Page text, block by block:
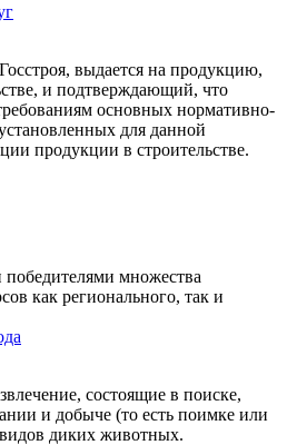
выдается на продукцию,
и подтверждающий, что
основных нормативно-
для данной
продукции в строительстве.
множества
как регионального, так и
состоящие в поиске,
и добыче (то есть поимке или
диких животных.